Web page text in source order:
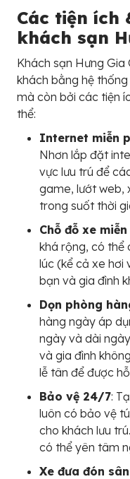
Các tiện ích
khách sạn
Khách sạn Hưng
khách bằng hệ
mà còn bởi các tiện
thể:
Internet miễn
Nhơn lắp đặt
vực lưu trú để
game, lướt web,
trong suốt thời
Chỗ đỗ xe
khá rộng, có thể
lúc (kể cả xe hơi
bạn và gia đình
Dọn phòng
hàng ngày áp
ngày và dài
và gia đình
lễ tân để được
Bảo vệ 24/7:
luôn có bảo vệ
cho khách lưu
có thể yên tâm
Xe đưa đón